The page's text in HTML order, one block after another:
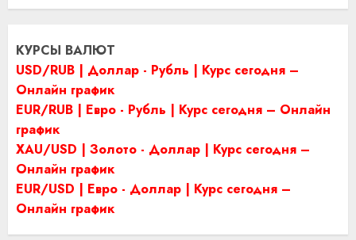
КУРСЫ ВАЛЮТ
USD/RUB | Доллар - Рубль | Курс сегодня –
Онлайн график
EUR/RUB | Евро - Рубль | Курс сегодня – Онлайн
график
XAU/USD | Золото - Доллар | Курс сегодня –
Онлайн график
EUR/USD | Евро - Доллар | Курс сегодня –
Онлайн график